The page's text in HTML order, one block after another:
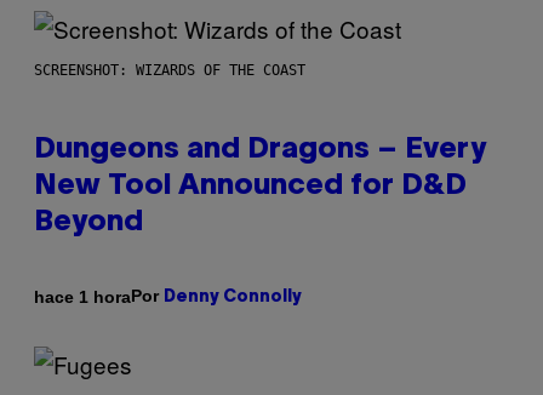
SCREENSHOT: WIZARDS OF THE COAST
Dungeons and Dragons – Every
New Tool Announced for D&D
Beyond
hace 1 horaPor Denny Connolly